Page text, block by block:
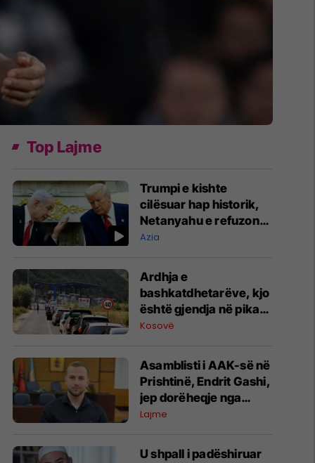
Top Lajme
Trumpi e kishte
cilësuar hap historik,
Netanyahu e refuzon
marrëveshjen për
Azia
Ardhja e
bashkatdhetarëve, kjo
është gjendja në pikat
kufitare
Kosovë
Asamblisti i AAK-së në
Prishtinë, Endrit Gashi,
jep dorëheqje nga
partia
Lajme
U shpall i padëshiruar